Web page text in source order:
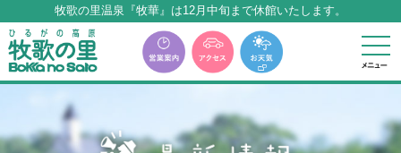
牧歌の里温泉『牧華』は12月中旬まで休館いたします。
本サイトに表記の料金はすべて税込みとなります
牧歌の里温泉『牧華』は12月中旬まで休館いたします。